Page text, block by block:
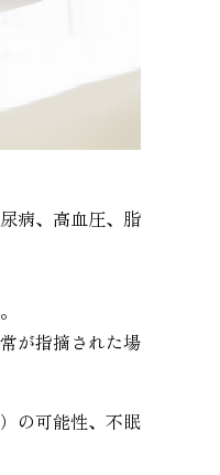
病、高血圧、脂
が指摘された場
の可能性、不眠